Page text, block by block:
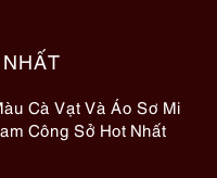
Cà Vạt Và Áo Sơ Mi
Công Sở Hot Nhất